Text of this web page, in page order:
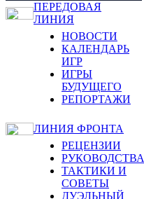
ПЕРЕДОВАЯ
ЛИНИЯ
НОВОСТИ
КАЛЕНДАРЬ
ИГР
ИГРЫ
БУДУЩЕГО
РЕПОРТАЖИ
ЛИНИЯ ФРОНТА
РЕЦЕНЗИИ
РУКОВОДСТВА
ТАКТИКИ И
СОВЕТЫ
ДУЭЛЬНЫЙ